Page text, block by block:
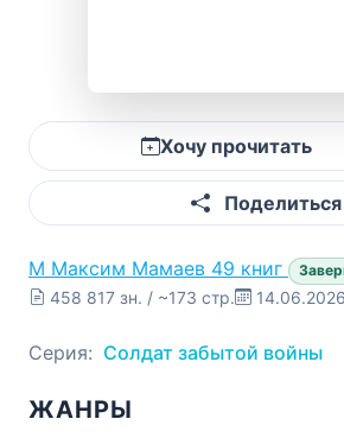
Хочу прочитать
Поделиться
М Максим Мамаев 49 книг
458 817 зн. / ~173 стр. 14.06.2026
Серия: Солдат забытой войны
ЖАНРЫ